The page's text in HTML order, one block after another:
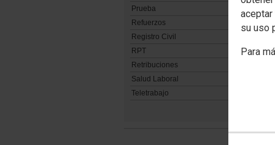
su uso
Para
Prueba
Refuerzos
Registro Civil
RPT
Retribuciones
Salud Laboral
Teletrabajo